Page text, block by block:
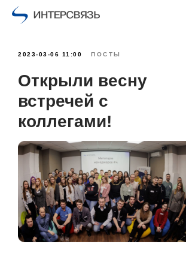
2023-03-06 11:00 ПОСТЫ
Открыли весну
встречей с
коллегами!